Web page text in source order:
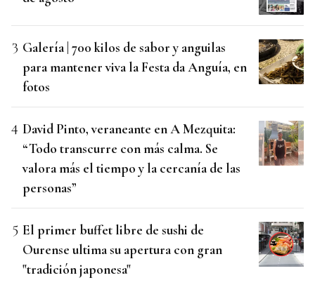
Galería | 700 kilos de sabor y anguilas
para mantener viva la Festa da Anguía, en
fotos
David Pinto, veraneante en A Mezquita:
“Todo transcurre con más calma. Se
valora más el tiempo y la cercanía de las
personas”
El primer buffet libre de sushi de
Ourense ultima su apertura con gran
"tradición japonesa"